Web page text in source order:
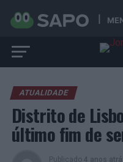
ATUALIDADE
Distrito de
último fim de
Publicado 4 anos